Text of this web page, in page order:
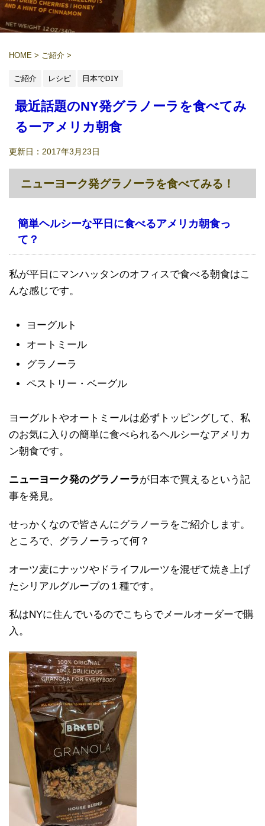
HOME > ご紹介 >
ご紹介 レシピ 日本でDIY
最近話題のNY発グラノーラを食べてみ
るーアメリカ朝食
更新日： 2017年3月23日
ニューヨーク発グラノーラを食べてみる！
簡単ヘルシーな平日に食べるアメリカ朝食っ
て？
私が平日にマンハッタンのオフィスで食べる朝食はこ
んな感じです。
ヨーグルト
オートミール
グラノーラ
ペストリー・ベーグル
ヨーグルトやオートミールは必ずトッピングして、私
のお気に入りの簡単に食べられるヘルシーなアメリカ
ン朝食です。
ニューヨーク発のグラノーラが日本で買えるという記
事を発見。
せっかくなので皆さんにグラノーラをご紹介します。
ところで、グラノーラって何？
オーツ麦にナッツやドライフルーツを混ぜて焼き上げ
たシリアルグループの１種です。
私はNYに住んでいるのでこちらでメールオーダーで購
入。